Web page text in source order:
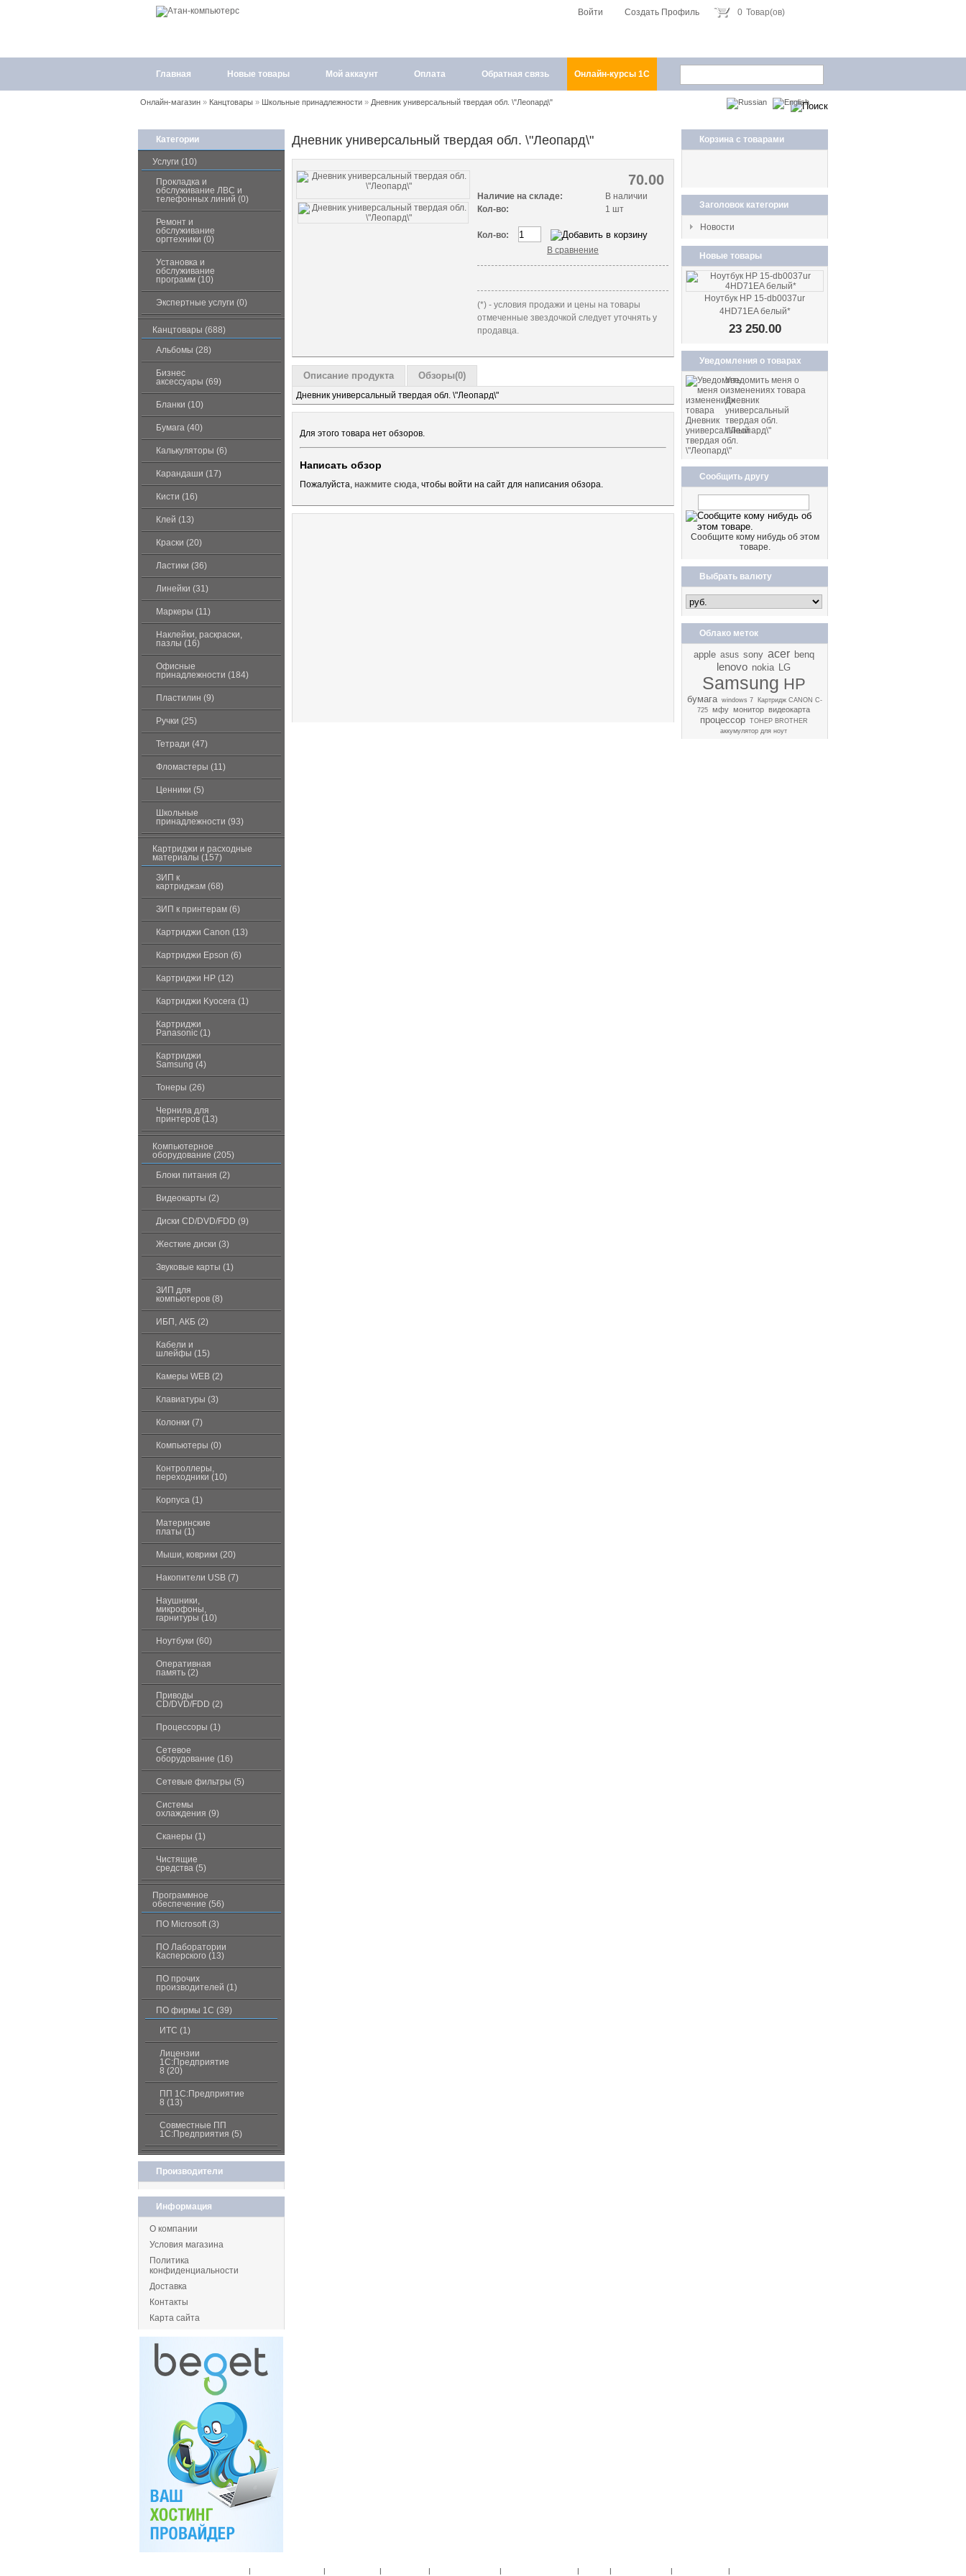
Войти Создать Профиль 0 Товар(ов)
Главная Новые товары Мой аккаунт Оплата Обратная связь Онлайн-курсы 1С
Онлайн-магазин» Канцтовары» Школьные принадлежности» Дневник универсальный твердая обл. \"Леопард\"
Категории
Услуги (10)
Прокладка и
обслуживание ЛВС и
телефонных линий (0)
Ремонт и
обслуживание
оргтехники (0)
Установка и
обслуживание
программ (10)
Экспертные услуги (0)
Канцтовары (688)
Альбомы (28)
Бизнес
аксессуары (69)
Бланки (10)
Бумага (40)
Калькуляторы (6)
Карандаши (17)
Кисти (16)
Клей (13)
Краски (20)
Ластики (36)
Линейки (31)
Маркеры (11)
Наклейки, раскраски,
пазлы (16)
Офисные
принадлежности (184)
Пластилин (9)
Ручки (25)
Тетради (47)
Фломастеры (11)
Ценники (5)
Школьные
принадлежности (93)
Картриджи и расходные
материалы (157)
ЗИП к
картриджам (68)
ЗИП к принтерам (6)
Картриджи Canon (13)
Картриджи Epson (6)
Картриджи HP (12)
Картриджи Kyocera (1)
Картриджи
Panasonic (1)
Картриджи
Samsung (4)
Тонеры (26)
Чернила для
принтеров (13)
Компьютерное
оборудование (205)
Блоки питания (2)
Видеокарты (2)
Диски CD/DVD/FDD (9)
Жесткие диски (3)
Звуковые карты (1)
ЗИП для
компьютеров (8)
ИБП, АКБ (2)
Кабели и
шлейфы (15)
Камеры WEB (2)
Клавиатуры (3)
Колонки (7)
Компьютеры (0)
Контроллеры,
переходники (10)
Корпуса (1)
Материнские
платы (1)
Мыши, коврики (20)
Накопители USB (7)
Наушники,
микрофоны,
гарнитуры (10)
Ноутбуки (60)
Оперативная
память (2)
Приводы
CD/DVD/FDD (2)
Процессоры (1)
Сетевое
оборудование (16)
Сетевые фильтры (5)
Системы
охлаждения (9)
Сканеры (1)
Чистящие
средства (5)
Программное
обеспечение (56)
ПО Microsoft (3)
ПО Лаборатории
Касперского (13)
ПО прочих
производителей (1)
ПО фирмы 1С (39)
ИТС (1)
Лицензии
1С:Предприятие
8 (20)
ПП 1С:Предприятие
8 (13)
Совместные ПП
1С:Предприятия (5)
Производители
Информация
О компании
Условия магазина
Политика
конфиденциальности
Доставка
Контакты
Карта сайта
Дневник универсальный твердая обл. \"Леопард\"
70.00
Наличие на складе:
В наличии
Кол-во:
1 шт
Кол-во:
В сравнение
(*) - условия продажи и цены на товары
отмеченные звездочкой следует уточнять у
продавца.
Описание продукта Обзоры(0)
Дневник универсальный твердая обл. \"Леопард\"
Для этого товара нет обзоров.
Написать обзор
Пожалуйста, нажмите сюда, чтобы войти на сайт для написания обзора.
Корзина с товарами
Заголовок категории
Новости
Новые товары
Ноутбук HP 15-db0037ur
4HD71EA белый*
23 250.00
Уведомления о товарах
Уведомить меня о
изменениях товара
Дневник
универсальный
твердая обл.
\"Леопард\"
Сообщить другу
Сообщите кому нибудь об этом
товаре.
Выбрать валюту
Облако меток
apple asus sony acer benq
lenovo nokia LG
Samsung HP
бумага windows 7
Картридж CANON C-
725 мфу монитор видеокарта
процессор
ТОНЕР BROTHER
аккумулятор для ноут
| | | | | | | | |